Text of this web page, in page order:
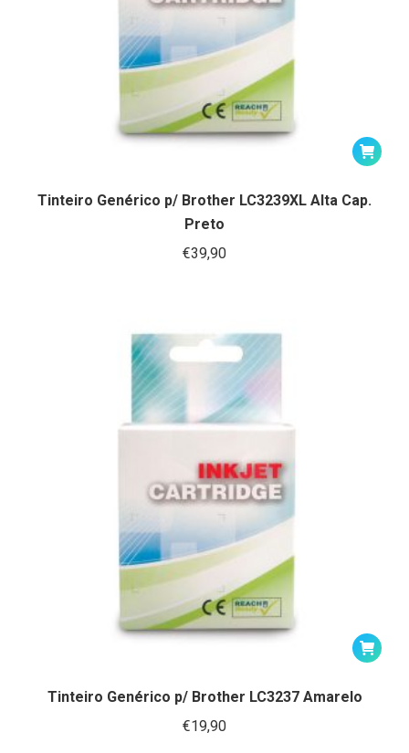
Tinteiro Genérico p/ Brother LC3239XL Alta Cap.
Preto
€39,90
Tinteiro Genérico p/ Brother LC3237 Amarelo
€19,90